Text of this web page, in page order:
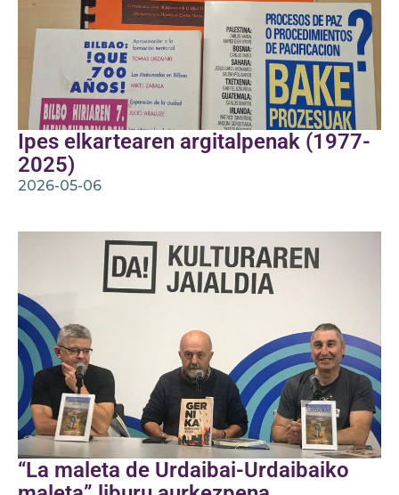
Ipes elkartearen argitalpenak (1977-
2025)
2026-05-06
“La maleta de Urdaibai-Urdaibaiko